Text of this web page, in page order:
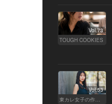
Vol.73
TOUGH COOKIES
Vol.53
東カレ女子の作り方